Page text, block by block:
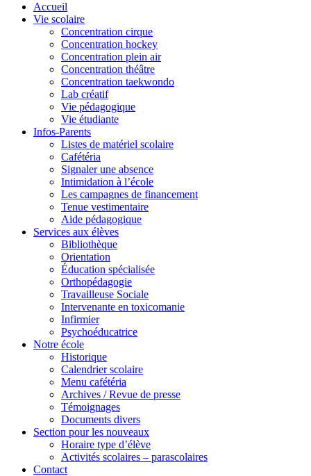
Accueil
Vie scolaire
Concentration cirque
Concentration hockey
Concentration plein air
Concentration théâtre
Concentration taekwondo
Lab créatif
Vie pédagogique
Vie étudiante
Infos-Parents
Listes de matériel scolaire
Cafétéria
Signaler une absence
Intimidation à l’école
Les campagnes de financement
Tenue vestimentaire
Aide pédagogique
Services aux élèves
Bibliothèque
Orientation
Éducation spécialisée
Orthopédagogie
Travailleuse Sociale
Intervenante en toxicomanie
Infirmier
Psychoéducatrice
Notre école
Historique
Calendrier scolaire
Menu cafétéria
Archives / Revue de presse
Témoignages
Documents divers
Section pour les nouveaux
Horaire type d’élève
Activités scolaires – parascolaires
Contact